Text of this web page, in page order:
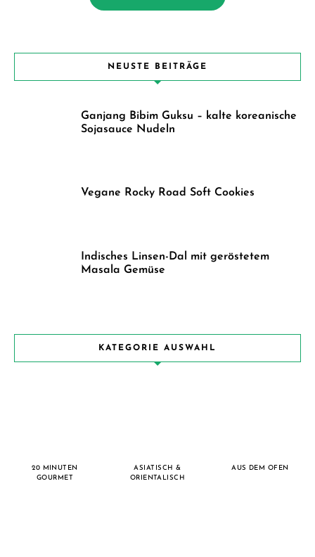
NEUSTE BEITRÄGE
Ganjang Bibim Guksu – kalte koreanische
Sojasauce Nudeln
Vegane Rocky Road Soft Cookies
Indisches Linsen-Dal mit geröstetem
Masala Gemüse
KATEGORIE AUSWAHL
20 MINUTEN
GOURMET
ASIATISCH &
ORIENTALISCH
AUS DEM OFEN